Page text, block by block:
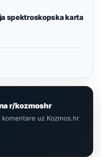
spektroskopska karta
r/kozmoshr
uz Kozmos.hr